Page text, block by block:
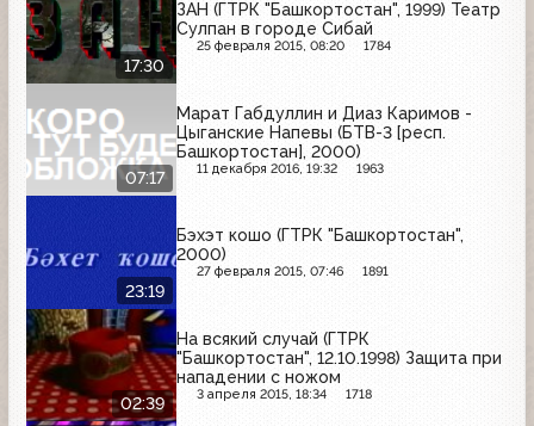
17:30
ЗАН (ГТРК "Башкортостан", 1999) Театр
Сулпан в городе Сибай
25 февраля 2015, 08:20 1784
07:17
Марат Габдуллин и Диаз Каримов -
Цыганские Напевы (БТВ-3 [респ.
Башкортостан], 2000)
11 декабря 2016, 19:32 1963
23:19
Бэхэт кошо (ГТРК "Башкортостан",
2000)
27 февраля 2015, 07:46 1891
02:39
На всякий случай (ГТРК
"Башкортостан", 12.10.1998) Защита при
нападении с ножом
3 апреля 2015, 18:34 1718